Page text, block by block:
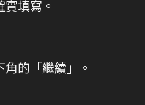
填寫。
的「繼續」。